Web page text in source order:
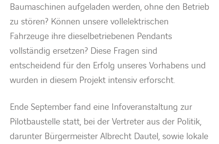
Baumaschinen aufgeladen werden, ohne den Betrieb
zu stören? Können unsere vollelektrischen
Fahrzeuge ihre dieselbetriebenen Pendants
vollständig ersetzen? Diese Fragen sind
entscheidend für den Erfolg unseres Vorhabens und
wurden in diesem Projekt intensiv erforscht.
Ende September fand eine Infoveranstaltung zur
Pilotbaustelle statt, bei der Vertreter aus der Politik,
darunter Bürgermeister Albrecht Dautel, sowie lokale